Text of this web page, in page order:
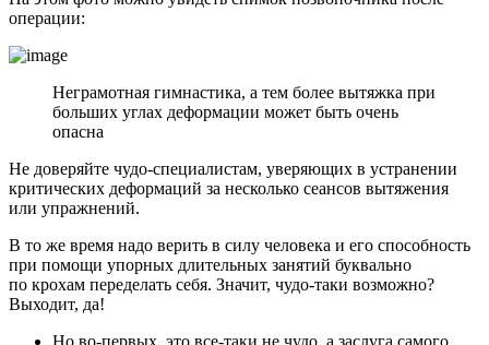
операции:
Неграмотная гимнастика, а тем более вытяжка при
больших углах деформации может быть очень
опасна
Не доверяйте чудо-специалистам, уверяющих в устранении
критических деформаций за несколько сеансов вытяжения
или упражнений.
В то же время надо верить в силу человека и его способность
при помощи упорных длительных занятий буквально
по крохам переделать себя. Значит, чудо-таки возможно?
Выходит, да!
Но во-первых, это все-таки не чудо, а заслуга самого